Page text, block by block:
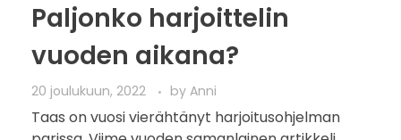
Paljonko harjoittelin
vuoden aikana?
20 joulukuun, 2022 by Anni
Taas on vuosi vierähtänyt harjoitusohjelman